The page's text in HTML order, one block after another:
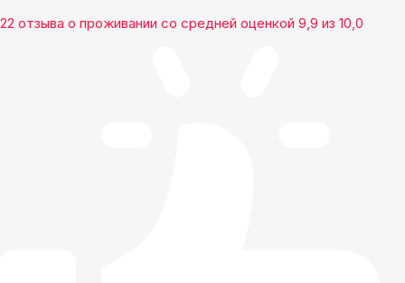
22 отзыва о проживании со средней оценкой 9,9 из 10,0